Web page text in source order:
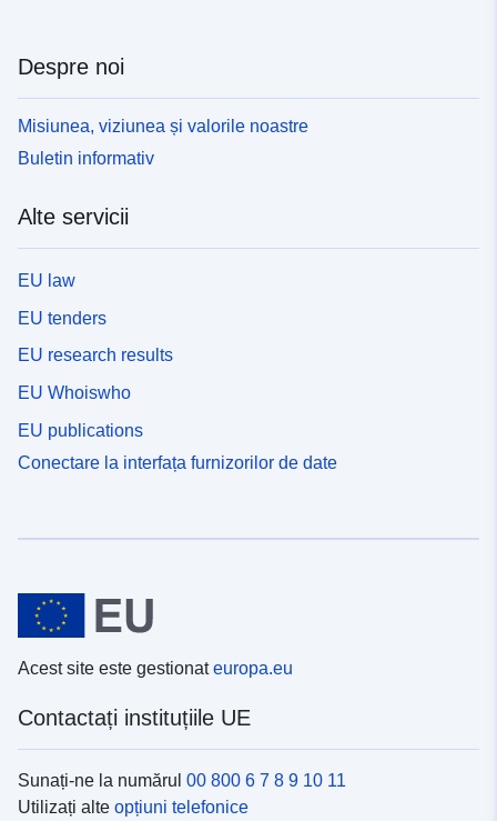
Despre noi
Misiunea, viziunea și valorile noastre
Buletin informativ
Alte servicii
EU law
EU tenders
EU research results
EU Whoiswho
EU publications
Conectare la interfața furnizorilor de date
Acest site este gestionateuropa.eu
Contactați instituțiile UE
Sunați-ne la numărul 00 800 6 7 8 9 10 11
Utilizați alte opțiuni telefonice